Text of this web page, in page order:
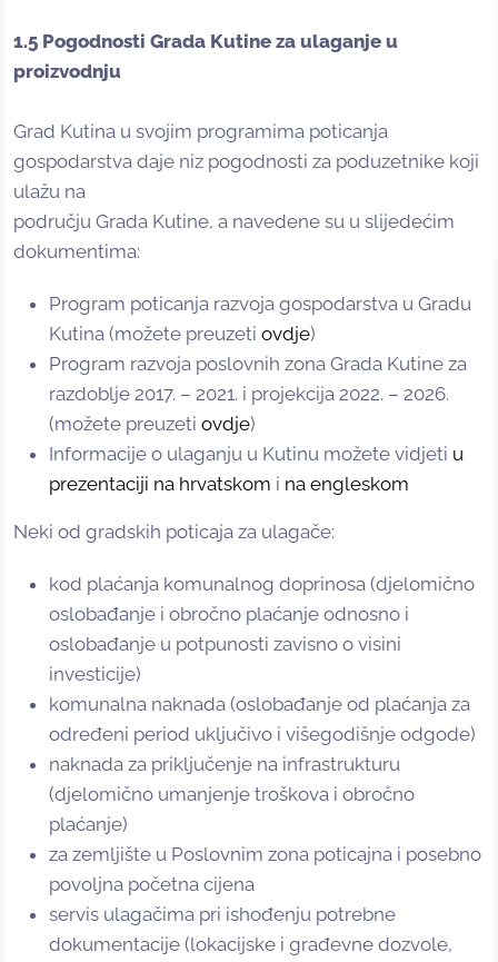
1.5 Pogodnosti Grada Kutine za ulaganje u
proizvodnju
Grad Kutina u svojim programima poticanja
gospodarstva daje niz pogodnosti za poduzetnike koji
ulažu na
području Grada Kutine, a navedene su u slijedećim
dokumentima:
Program poticanja razvoja gospodarstva u Gradu
Kutina (možete preuzeti ovdje)
Program razvoja poslovnih zona Grada Kutine za
razdoblje 2017. – 2021. i projekcija 2022. – 2026.
(možete preuzeti ovdje)
Informacije o ulaganju u Kutinu možete vidjeti u
prezentaciji na hrvatskom i na engleskom
Neki od gradskih poticaja za ulagače:
kod plaćanja komunalnog doprinosa (djelomično
oslobađanje i obročno plaćanje odnosno i
oslobađanje u potpunosti zavisno o visini
investicije)
komunalna naknada (oslobađanje od plaćanja za
određeni period uključivo i višegodišnje odgode)
naknada za priključenje na infrastrukturu
(djelomično umanjenje troškova i obročno
plaćanje)
za zemljište u Poslovnim zona poticajna i posebno
povoljna početna cijena
servis ulagačima pri ishođenju potrebne
dokumentacije (lokacijske i građevne dozvole,